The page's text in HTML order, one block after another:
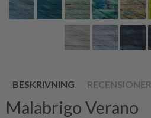
BESKRIVNING RECENSIONER
Malabrigo Verano